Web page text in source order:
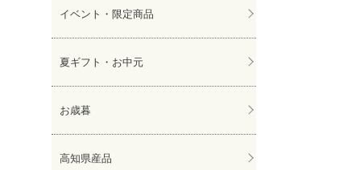
イベント・限定商品
夏ギフト・お中元
お歳暮
高知県産品